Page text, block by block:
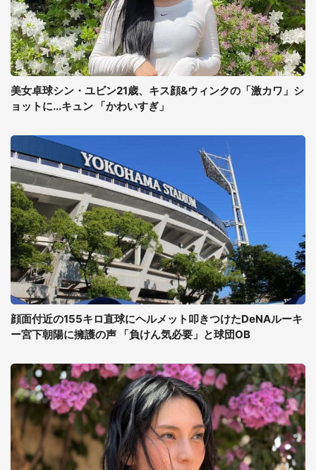
美女卓球シン・ユビン21歳、キス顔&ウィンクの「激カワ」シ
ョットに...キュン 「かわいすぎ」
顔面付近の155キロ直球にヘルメット叩きつけたDeNAルーキ
ー宮下朝陽に擁護の声 「負けん気必要」と球団OB